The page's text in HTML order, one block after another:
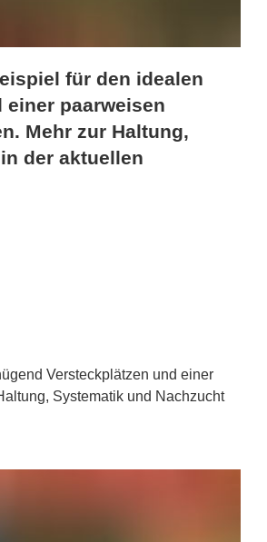
für den idealen
paarweisen
Mehr zur Haltung,
der aktuellen
Versteckplätzen und einer
Systematik und Nachzucht